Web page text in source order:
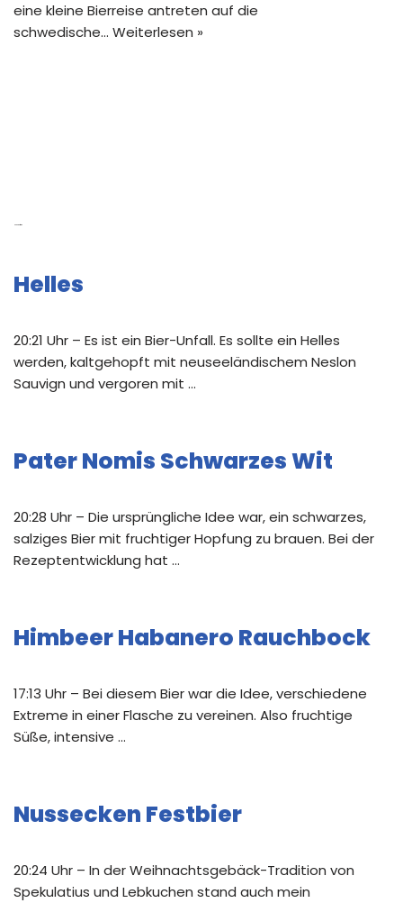
eine kleine Bierreise antreten auf die
schwedische… Weiterlesen »
Helles
20:21 Uhr – Es ist ein Bier-Unfall. Es sollte ein Helles
werden, kaltgehopft mit neuseeländischem Neslon
Sauvign und vergoren mit …
Pater Nomis Schwarzes Wit
20:28 Uhr – Die ursprüngliche Idee war, ein schwarzes,
salziges Bier mit fruchtiger Hopfung zu brauen. Bei der
Rezeptentwicklung hat …
Himbeer Habanero Rauchbock
17:13 Uhr – Bei diesem Bier war die Idee, verschiedene
Extreme in einer Flasche zu vereinen. Also fruchtige
Süße, intensive …
Nussecken Festbier
20:24 Uhr – In der Weihnachtsgebäck-Tradition von
Spekulatius und Lebkuchen stand auch mein